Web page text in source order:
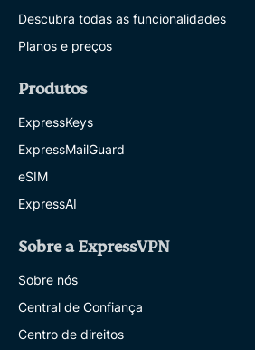
Descubra todas as funcionalidades
Planos e preços
Produtos
ExpressKeys
ExpressMailGuard
eSIM
ExpressAI
Sobre a ExpressVPN
Sobre nós
Central de Confiança
Centro de direitos